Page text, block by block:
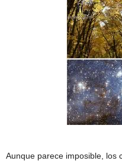
Aunque parece imposible, los